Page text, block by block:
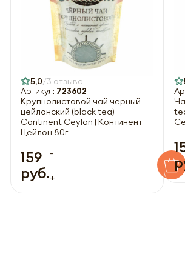
5,0 3 отзыва
Артикул: 723602
Крупнолистовой чай черный
цейлонский (black tea)
Continent Ceylon | Континент
Цейлон 80г
159
руб.
-
+